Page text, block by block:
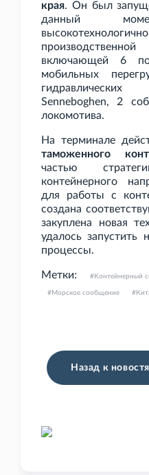
края. Он был
данный
включающей 6
мобильных
Senneboghen, 2
локомотива.
На терминале
таможенного
частью
контейнерного
для работы с
создана
закуплена новая
удалось запустить
процессы.
Метки: Контейнерный
Морское сообщение
Назад к